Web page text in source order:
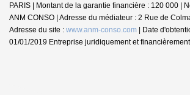
PARIS | Montant de la garantie financière : 120 000 |
ANM CONSO | Adresse du médiateur : 2 Rue de
Adresse du site : www.anm-conso.com | Date
01/01/2019 Entreprise juridiquement et